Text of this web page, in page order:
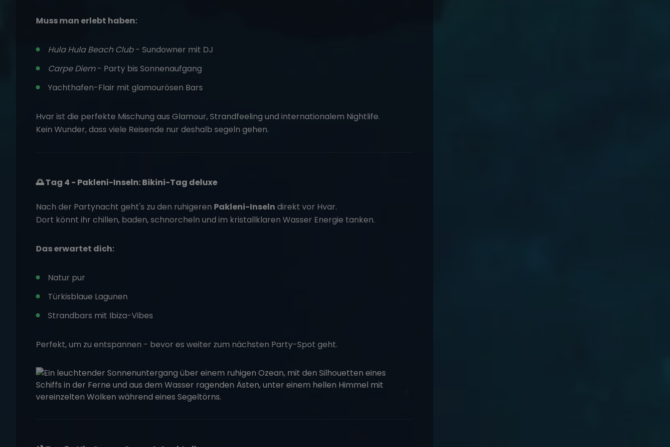
Muss man erlebt haben:
Hula Hula Beach Club- Sundowner mit DJ
Carpe Diem- Party bis Sonnenaufgang
Yachthafen-Flair mit glamourösen Bars
Hvar ist die perfekte Mischung aus Glamour, Strandfeeling und internationalem Nightlife.
Kein Wunder, dass viele Reisende nur deshalb segeln gehen.
🌅 Tag 4 - Pakleni-Inseln: Bikini-Tag deluxe
Nach der Partynacht geht's zu den ruhigeren Pakleni-Inseln direkt vor Hvar.
Dort könnt ihr chillen, baden, schnorcheln und im kristallklaren Wasser Energie tanken.
Das erwartet dich:
Natur pur
Türkisblaue Lagunen
Strandbars mit Ibiza-Vibes
Perfekt, um zu entspannen - bevor es weiter zum nächsten Party-Spot geht.